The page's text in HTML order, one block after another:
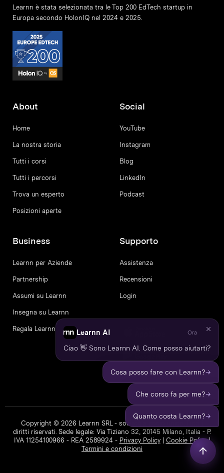
Learnn è stata selezionata tra le Top 200 EdTech startup in
Europa secondo HolonIQ nel 2024 e 2025.
About
Home
La nostra storia
Tutti i corsi
Tutti i percorsi
Trova un esperto
Posizioni aperte
Social
YouTube
Instagram
Blog
LinkedIn
Podcast
Business
Learnn per Aziende
Partnership
Assumi su Learnn
Insegna su Learnn
Regala Learnn
Supporto
Assistenza
Recensioni
Login
Copyright © 2026 Learnn SRL - società a socio unico. Tutti i
diritti riservati. Sede legale: Via Tiziano 32, 20145 Milano, Italia - P.
IVA 11254100966 - REA 2589924 - Privacy Policy| Cookie Policy|
Termini e condizioni
Learnn AI Ora
Ciao 👋 Sono Learnn AI. Come posso aiutarti?
Cosa posso fare con Learnn?→
Che corso fa per me?→
Quanto costa Learnn?→